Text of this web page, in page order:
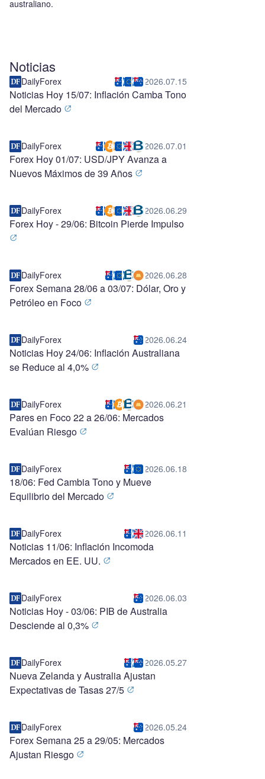
australiano.
Noticias
DailyForex 2026.07.15
Noticias Hoy 15/07: Inflación Camba Tono
del Mercado
DailyForex 2026.07.01
Forex Hoy 01/07: USD/JPY Avanza a
Nuevos Máximos de 39 Años
DailyForex 2026.06.29
Forex Hoy - 29/06: Bitcoin Pierde Impulso
DailyForex 2026.06.28
Forex Semana 28/06 a 03/07: Dólar, Oro y
Petróleo en Foco
DailyForex 2026.06.24
Noticias Hoy 24/06: Inflación Australiana
se Reduce al 4,0%
DailyForex 2026.06.21
Pares en Foco 22 a 26/06: Mercados
Evalúan Riesgo
DailyForex 2026.06.18
18/06: Fed Cambia Tono y Mueve
Equilibrio del Mercado
DailyForex 2026.06.11
Noticias 11/06: Inflación Incomoda
Mercados en EE. UU.
DailyForex 2026.06.03
Noticias Hoy - 03/06: PIB de Australia
Desciende al 0,3%
DailyForex 2026.05.27
Nueva Zelanda y Australia Ajustan
Expectativas de Tasas 27/5
DailyForex 2026.05.24
Forex Semana 25 a 29/05: Mercados
Ajustan Riesgo